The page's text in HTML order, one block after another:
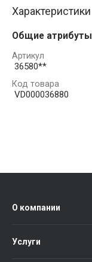
Характеристики
Общие атрибуты
Артикул
36580**
Код товара
VD000036880
О компании
Услуги